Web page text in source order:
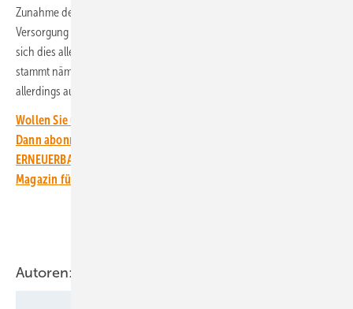
Zunahme der Stromimporte, die 2024 erstmals einen Anteil an der
Versorgung von 5 Prozent erreichten. Als Treibhausgaseffekt wirkt
sich dies allerdings offenbar kaum aus. Der einfließende Strom
stammt nämlich ebenfalls schon zu 49 Prozent aus grünen Quellen,
allerdings auch weiterhin zu einem Viertel aus Kernenergie.
Wollen Sie über die Energiewende auf dem Laufenden bleiben?
Dann abonnieren Sie einfach den kostenlosen Newsletter von
ERNEUERBARE ENERGIEN – dem größten verbandsunabhängigen
Magazin für erneuerbare Energien in Deutschland!
Autoren: